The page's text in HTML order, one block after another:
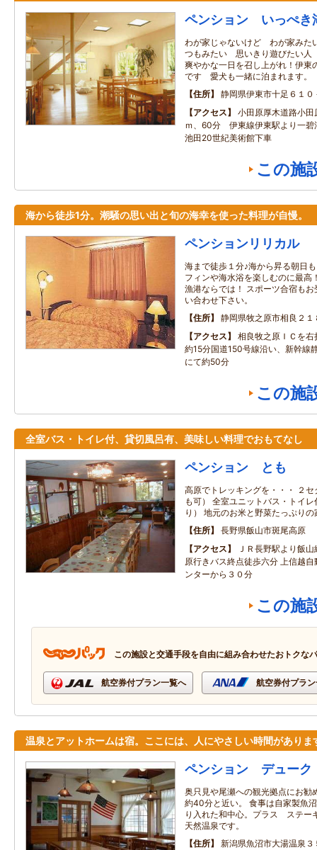
ペンション いっぺき
わが家じゃないけど わが家み
つもみたい 思いきり遊びたい
爽やかな一日を召し上がれ！伊東
です 愛犬も一緒に泊まれます。
住所
静岡県伊東市十足６１
アクセス
小田原厚木道路小
ｍ、60分 伊東線伊東駅より一
池田20世紀美術館下車
この施
海から徒歩1分。潮騒の思い出と旬の海幸を使った料理が自慢。
ペンションリリカル
海まで徒歩１分♪海から昇る朝日
フィンや海水浴を楽しむのに最高
漁港ならでは！ スポーツ合宿も
い合わせ下さい。
住所
静岡県牧之原市相良２１
アクセス
相良牧之原ＩＣを
約15分国道150号線沿い、新幹線
にて約50分
この施
全室バス・トイレ付、貸切風呂有、美味しい料理でおもてなし
ペンション とも
高原でトレッキングを・・・ ２
も可） 全室ユニットバス・トイ
り） 地元のお米と野菜たっぷりの
住所
長野県飯山市斑尾高原
アクセス
ＪＲ長野駅より飯
原行きバス終点徒歩六分 上信越
ンターから３０分
この施
この施設と交通手段を自由に組み合わせたおトクな
航空券付プラン一覧へ 航空券付プラ
温泉とアットホームは宿。ここには、人にやさしい時間がありま
ペンション デューク
奥只見や尾瀬への観光拠点にお勧
約40分と近い。 食事は自家製魚
り入れた和中心。プラス ステー
天然温泉です。
住所
新潟県魚沼市大湯温泉３